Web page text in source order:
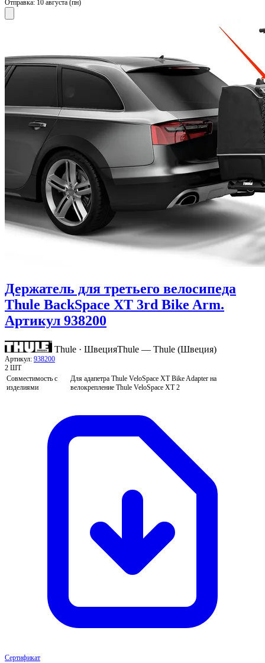
Отправка: 10 августа (пн)
Держатель для третьего велосипеда
Thule BackSpace XT 3rd Bike Arm.
Артикул 938200
Thule · ШвецияThule — Thule (Швеция)
Артикул: 938200
2 ШТ
Совместимость с
изделиями
Для адапетра Thule VeloSpace XT Bike Adapter на
велокрепление Thule VeloSpace XT 2
Сертификат